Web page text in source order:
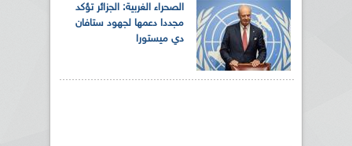
الصحراء الغربية: الجزائر تؤكد
مجددا دعمها لجهود ستافان
دي ميستورا